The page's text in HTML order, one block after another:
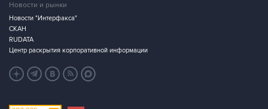
Новости и рынки
Новости "Интерфакса"
СКАН
RUDATA
Центр раскрытия корпоративной информации